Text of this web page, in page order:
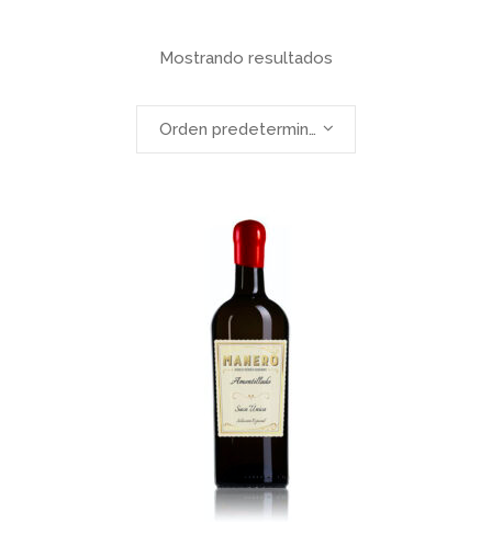
Mostrando resultados
Orden predeterminado